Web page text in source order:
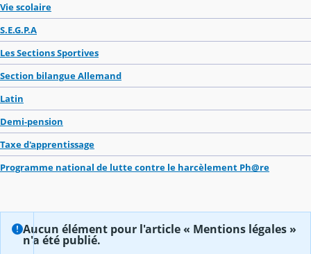
Vie scolaire
S.E.G.P.A
Les Sections Sportives
Section bilangue Allemand
Latin
Demi-pension
Taxe d'apprentissage
Programme national de lutte contre le harcèlement Ph@re
Aucun élément pour l'article « Mentions légales »
n'a été publié.